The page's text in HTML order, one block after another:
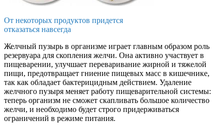
От некоторых продуктов придется
отказаться навсегда
Желчный пузырь в организме играет главным образом роль
резервуара для скопления желчи. Она активно участвует в
пищеварении, улучшает переваривание жирной и тяжелой
пищи, предотвращает гниение пищевых масс в кишечнике,
так как обладает бактерицидным действием. Удаление
желчного пузыря меняет работу пищеварительной системы:
теперь организм не сможет скапливать большое количество
желчи, и необходимо будет строго придерживаться
ограничений в режиме питания.